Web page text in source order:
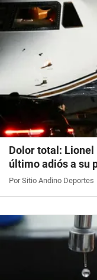
Dolor total: Lionel
último adiós a su
Por Sitio Andino Deportes